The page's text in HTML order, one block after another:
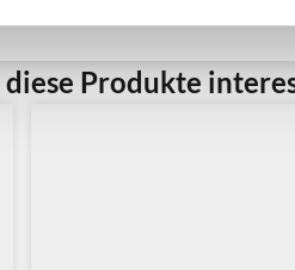
Produkte